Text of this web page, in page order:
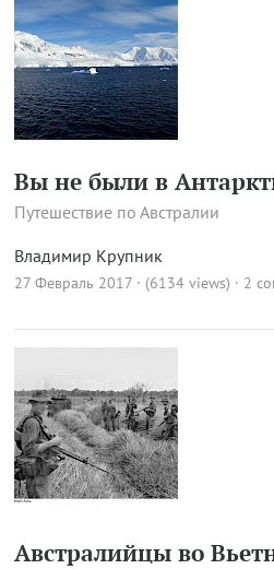
Вы не были в
Путешествие по Австралии
Владимир Крупник
27 Февраль 2017 · (6134 views) · 2
Австралийцы во